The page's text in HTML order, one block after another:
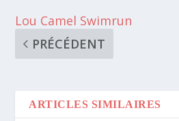
Lou Camel Swimrun
PRÉCÉDENT
ARTICLES SIMILAIRES